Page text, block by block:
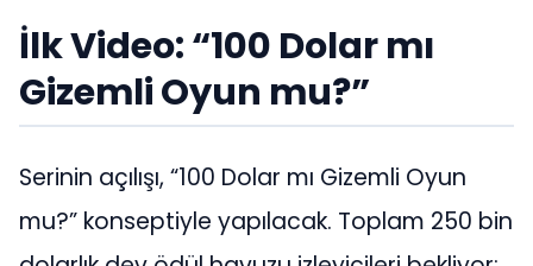
İlk Video: “100 Dolar mı
Gizemli Oyun mu?”
Serinin açılışı, “100 Dolar mı Gizemli Oyun
mu?” konseptiyle yapılacak. Toplam 250 bin